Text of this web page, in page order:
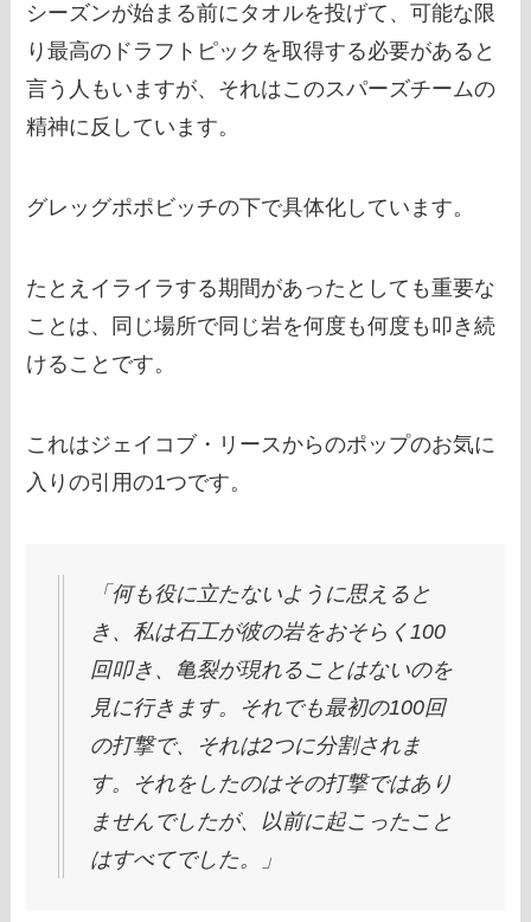
シーズンが始まる前にタオルを投げて、可能な限
り最高のドラフトピックを取得する必要があると
言う人もいますが、それはこのスパーズチームの
精神に反しています。
グレッグポポビッチの下で具体化しています。
たとえイライラする期間があったとしても重要な
ことは、
同じ場所で同じ岩を何度も何度も叩き続
けること です。
これはジェイコブ・リースからのポップのお気に
入りの引用の1つです。
「何も役に立たないように思えると
き、私は石工が彼の岩をおそらく100
回叩き、亀裂が現れることはないのを
見に行きます。それでも最初の100回
の打撃で、それは2つに分割されま
す。それをしたのはその打撃ではあり
ませんでしたが、以前に起こったこと
はすべてでした。」